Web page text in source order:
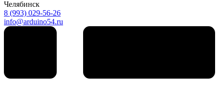
Челябинск
8 (993) 029-56-26
info@arduino54.ru